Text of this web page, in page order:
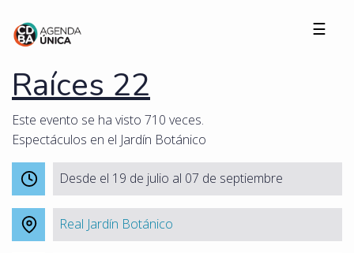
☰
Raíces 22
Este evento se ha visto 710 veces.
Espectáculos en el Jardín Botánico
Desde el 19 de julio al 07 de septiembre
Real Jardín Botánico